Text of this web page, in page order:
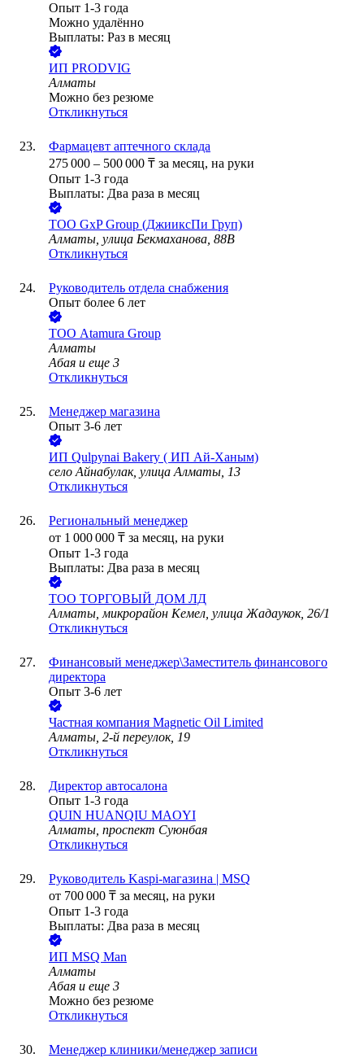
Опыт 1-3 года
Можно удалённо
Выплаты: Раз в месяц
ИП PRODVIG
Алматы
Можно без резюме
Откликнуться
Фармацевт аптечного склада
275 000 – 500 000 ₸ за месяц, на руки
Опыт 1-3 года
Выплаты: Два раза в месяц
ТОО GxP Group (ДжииксПи Груп)
Алматы, улица Бекмаханова, 88В
Откликнуться
Руководитель отдела снабжения
Опыт более 6 лет
ТОО Atamura Group
Алматы
Абая и еще 3
Откликнуться
Менеджер магазина
Опыт 3-6 лет
ИП Qulpynai Bakery ( ИП Ай-Ханым)
село Айнабулак, улица Алматы, 13
Откликнуться
Региональный менеджер
от 1 000 000 ₸ за месяц, на руки
Опыт 1-3 года
Выплаты: Два раза в месяц
ТОО ТОРГОВЫЙ ДОМ ЛД
Алматы, микрорайон Кемел, улица Жадаукок, 26/1
Откликнуться
Финансовый менеджер\Заместитель финансового
директора
Опыт 3-6 лет
Частная компания Magnetic Oil Limited
Алматы, 2-й переулок, 19
Откликнуться
Директор автосалона
Опыт 1-3 года
QUIN HUANQIU MAOYI
Алматы, проспект Суюнбая
Откликнуться
Руководитель Kaspi-магазина | MSQ
от 700 000 ₸ за месяц, на руки
Опыт 1-3 года
Выплаты: Два раза в месяц
ИП MSQ Man
Алматы
Абая и еще 3
Можно без резюме
Откликнуться
Менеджер клиники/менеджер записи